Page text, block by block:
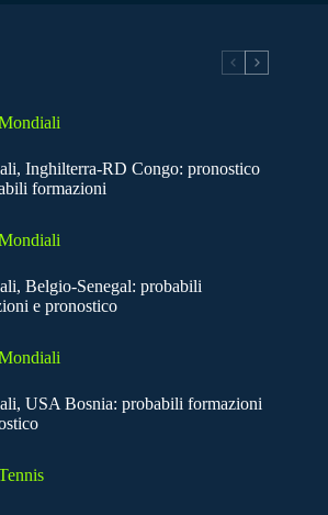
Inghilterra-RD Congo: pronostico
formazioni
Belgio-Senegal: probabili
e pronostico
USA Bosnia: probabili formazioni